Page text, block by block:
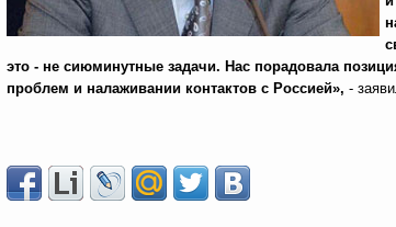
это - не сиюминутные задачи. Нас порадовала
проблем и налаживании контактов с Россией», -